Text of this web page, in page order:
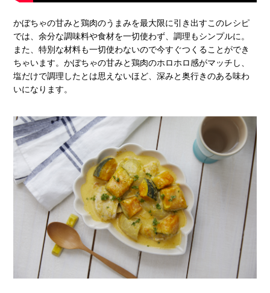
かぼちゃの甘みと鶏肉のうまみを最大限に引き出すこのレシピ
では、余分な調味料や食材を一切使わず、調理もシンプルに。
また、特別な材料も一切使わないので今すぐつくることができ
ちゃいます。かぼちゃの甘みと鶏肉のホロホロ感がマッチし、
塩だけで調理したとは思えないほど、深みと奥行きのある味わ
いになります。